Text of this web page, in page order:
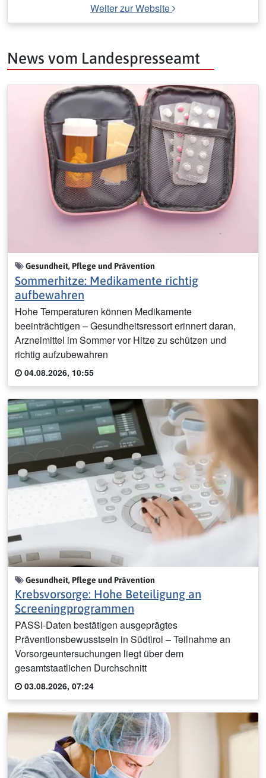
Weiter zur Website
News vom Landespresseamt
Gesundheit, Pflege und Prävention
Sommerhitze: Medikamente richtig
aufbewahren
Hohe Temperaturen können Medikamente
beeinträchtigen – Gesundheitsressort erinnert daran,
Arzneimittel im Sommer vor Hitze zu schützen und
richtig aufzubewahren
04.08.2026, 10:55
Gesundheit, Pflege und Prävention
Krebsvorsorge: Hohe Beteiligung an
Screeningprogrammen
PASSI-Daten bestätigen ausgeprägtes
Präventionsbewusstsein in Südtirol – Teilnahme an
Vorsorgeuntersuchungen liegt über dem
gesamtstaatlichen Durchschnitt
03.08.2026, 07:24